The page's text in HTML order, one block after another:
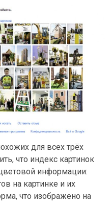
для всех трёх
что индекс картинок
информации:
на картинке и их
что изображено на